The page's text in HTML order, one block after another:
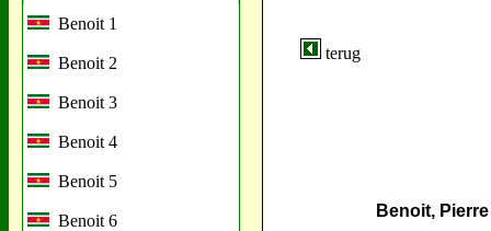
Benoit 1
Benoit 2
Benoit 3
Benoit 4
Benoit 5
Benoit 6
terug
Benoit,